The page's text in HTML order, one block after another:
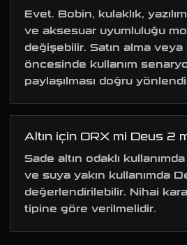
Evet. Bobin, kulaklık,
ve aksesuar uyumluluğu
değişebilir. Satın alma veya
öncesinde kullanım
paylaşılması doğru
Altın için ORX mi Deus 2
Sade altın odaklı
ve suya yakın kullanımda
değerlendirilebilir. Nihai
tipine göre verilmelidir.